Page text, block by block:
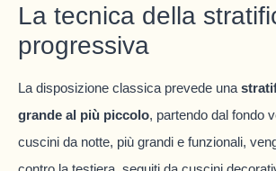
La tecnica della
progressiva
La disposizione classica prevede una
grande al più piccolo, partendo dal fondo
cuscini da notte, più grandi e funzionali,